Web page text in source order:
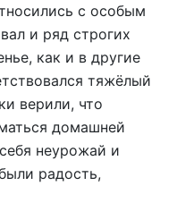
с особым
и ряд строгих
как и в другие
тяжёлый
верили, что
домашней
неурожай и
радость,